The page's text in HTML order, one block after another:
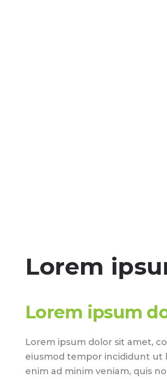
Lorem
Lorem ipsum
Lorem ipsum dolor sit amet,
eiusmod tempor incididunt ut
enim ad minim veniam, quis